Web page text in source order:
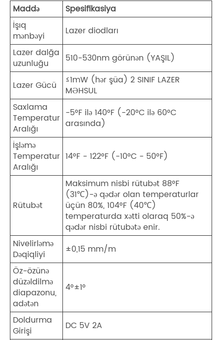
Maddə
Spesifikasiya
İşıq
mənbəyi
Lazer diodları
Lazer dalğa
uzunluğu
510-530nm görünən (YAŞIL)
Lazer Gücü
≤1mW (hər şüa) 2 SINIF LAZER
MƏHSUL
Saxlama
Temperatur
Aralığı
-5°F ilə 140°F (-20°C ilə 60°C
arasında)
İşləmə
Temperatur
Aralığı
14°F - 122°F (-10°C - 50°F)
Rütubət
Maksimum nisbi rütubət 88°F
(31℃)-ə qədər olan temperaturlar
üçün 80%, 104°F (40℃)
temperaturda xətti olaraq 50%-ə
qədər nisbi rütubətə enir.
Nivelirləmə
Dəqiqliyi
±0,15 mm/m
Öz-özünə
düzəldilmə
diapazonu,
adətən
4°±1°
Doldurma
Girişi
DC 5V 2A